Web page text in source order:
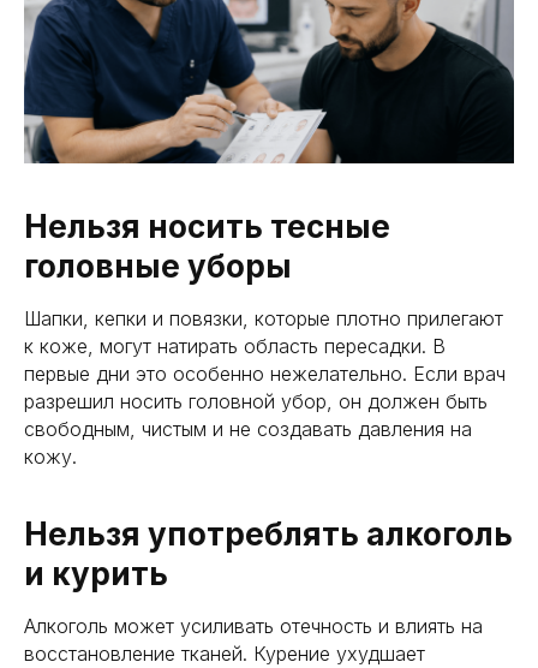
Нельзя носить тесные
головные уборы
Шапки, кепки и повязки, которые плотно прилегают
к коже, могут натирать область пересадки. В
первые дни это особенно нежелательно. Если врач
разрешил носить головной убор, он должен быть
свободным, чистым и не создавать давления на
кожу.
Нельзя употреблять алкоголь
и курить
Алкоголь может усиливать отечность и влиять на
восстановление тканей. Курение ухудшает